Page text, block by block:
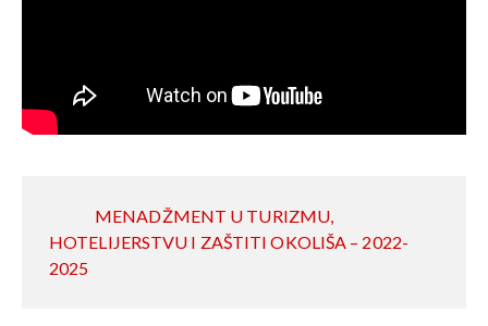
MENADŽMENT U TURIZMU,
HOTELIJERSTVU I ZAŠTITI OKOLIŠA – 2022-
2025